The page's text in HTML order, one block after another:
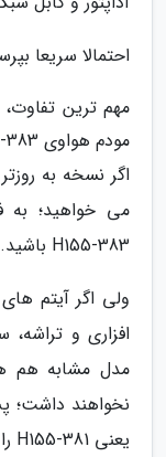
احتمالا سریعا
مهم ترین
مودم هواوی H158-383 هستند
اگر نسخه به
H155-383 باشید.
ولی اگر آیتم
افزاری و
مدل مشابه هم
نخواهند داشت؛
یعنی H155-381 را بگیرید.